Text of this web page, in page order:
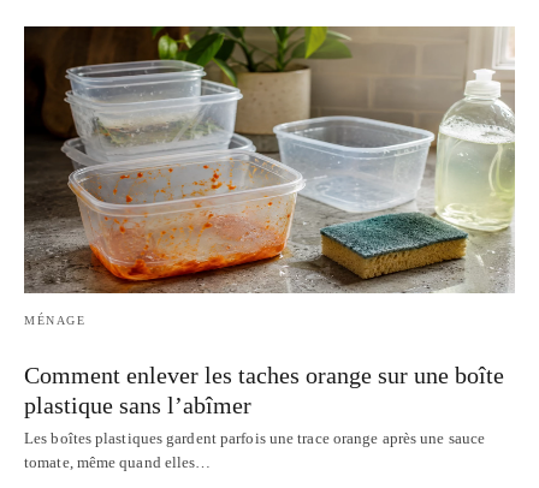
MÉNAGE
Comment enlever les taches orange sur une boîte
plastique sans l’abîmer
Les boîtes plastiques gardent parfois une trace orange après une sauce
tomate, même quand elles…